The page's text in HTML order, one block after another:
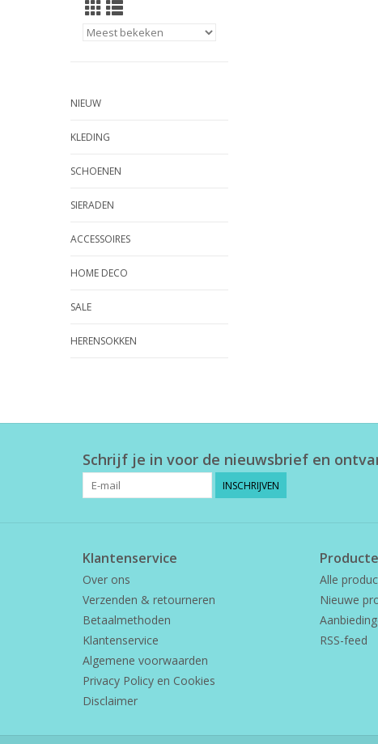
NIEUW
KLEDING
SCHOENEN
SIERADEN
ACCESSOIRES
HOME DECO
SALE
HERENSOKKEN
Schrijf je in voor de nieuwsbrief en
INSCHRIJVEN
Klantenservice
Over ons
Verzenden & retourneren
Betaalmethoden
Klantenservice
Algemene voorwaarden
Privacy Policy en Cookies
Disclaimer
Alle
Nieuwe
RSS-feed